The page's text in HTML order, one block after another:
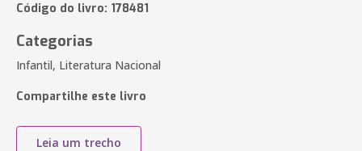
Código do livro: 178481
Categorias
Infantil, Literatura Nacional
Compartilhe este livro
Leia um trecho